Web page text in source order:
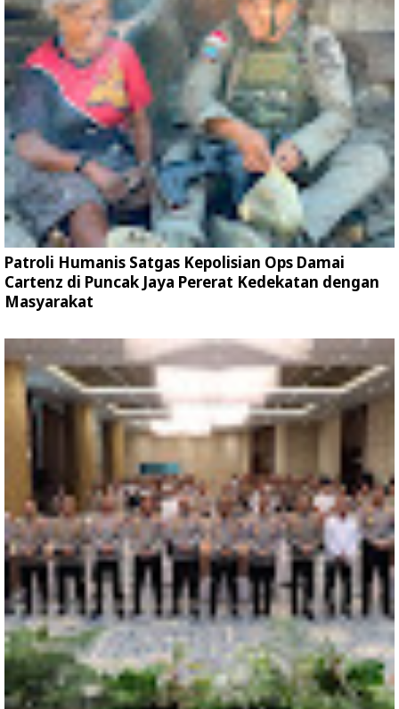
Patroli Humanis Satgas Kepolisian Ops Damai
Cartenz di Puncak Jaya Pererat Kedekatan dengan
Masyarakat